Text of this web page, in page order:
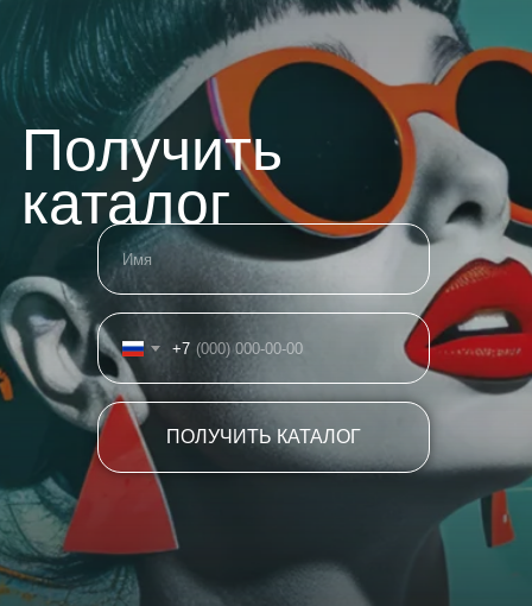
Получить
каталог
+7
ПОЛУЧИТЬ КАТАЛОГ